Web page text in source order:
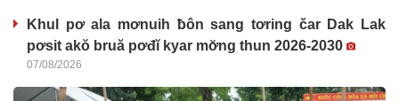
Khul pơ ala mơnuih ƀôn sang tơring čar Dak Lak
pơsit akŏ bruă pơđĭ kyar mơ̆ng thun 2026-2030
07/08/2026